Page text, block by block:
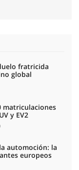
fratricida
global
matriculaciones
y EV2
automoción: la
europeos